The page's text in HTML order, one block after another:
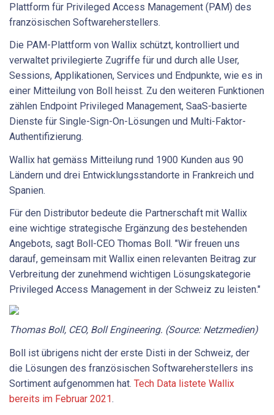
Plattform für Privileged Access Management (PAM) des
französischen Softwareherstellers.
Die PAM-Plattform von Wallix schützt, kontrolliert und
verwaltet privilegierte Zugriffe für und durch alle User,
Sessions, Applikationen, Services und Endpunkte, wie es in
einer Mitteilung von Boll heisst. Zu den weiteren Funktionen
zählen Endpoint Privileged Management, SaaS-basierte
Dienste für Single-Sign-On-Lösungen und Multi-Faktor-
Authentifizierung.
Wallix hat gemäss Mitteilung rund 1900 Kunden aus 90
Ländern und drei Entwicklungsstandorte in Frankreich und
Spanien.
Für den Distributor bedeute die Partnerschaft mit Wallix
eine wichtige strategische Ergänzung des bestehenden
Angebots, sagt Boll-CEO Thomas Boll. "Wir freuen uns
darauf, gemeinsam mit Wallix einen relevanten Beitrag zur
Verbreitung der zunehmend wichtigen Lösungskategorie
Privileged Access Management in der Schweiz zu leisten."
Thomas Boll, CEO, Boll Engineering. (Source: Netzmedien)
Boll ist übrigens nicht der erste Disti in der Schweiz, der
die Lösungen des französischen Softwareherstellers ins
Sortiment aufgenommen hat. Tech Data listete Wallix
bereits im Februar 2021.